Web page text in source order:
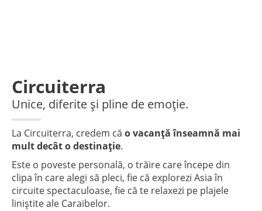
Circuiterra
Unice, diferite și pline de emoție.
La Circuiterra, credem că o vacanță înseamnă mai
mult decât o destinație.
Este o poveste personală, o trăire care începe din
clipa în care alegi să pleci, fie că explorezi Asia în
circuite spectaculoase, fie că te relaxezi pe plajele
liniștite ale Caraibelor.